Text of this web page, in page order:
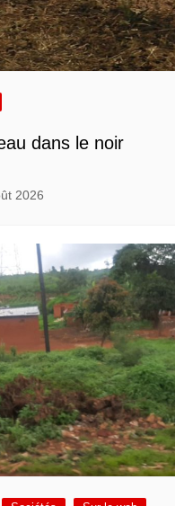
dans le noir
2026